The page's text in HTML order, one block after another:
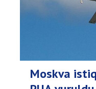
Moskva